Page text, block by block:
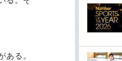
ある。